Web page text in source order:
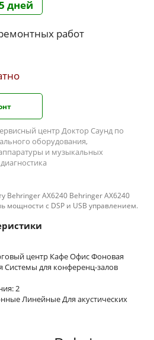
дней
работ
центр Доктор Саунд по
оборудования,
и музыкальных
Behringer AX6240 Behringer AX6240
мощности с DSP и USB управлением.
центр Кафе Офис Фоновая
Системы для конференц-залов
2
Линейные Для акустических